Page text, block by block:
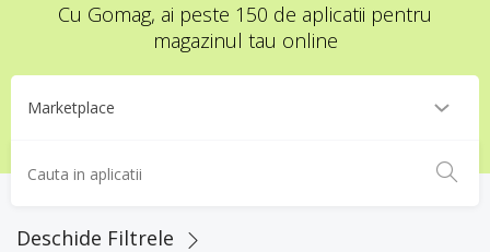
Cu Gomag, ai peste 150 de aplicatii pentru
magazinul tau online
Deschide Filtrele